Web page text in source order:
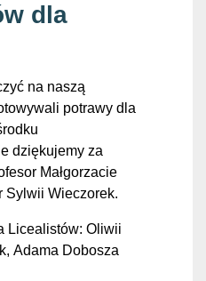
dla
na naszą
potrawy dla
dziękujemy za
Małgorzacie
Sylwii Wieczorek.
Licealistów: Oliwii
Adama Dobosza